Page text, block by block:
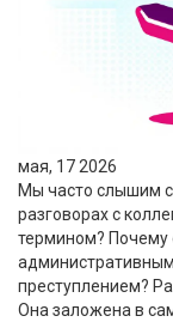
мая, 17 2026
Мы часто слышим
разговорах с
термином?
преступлением?
Она заложена в